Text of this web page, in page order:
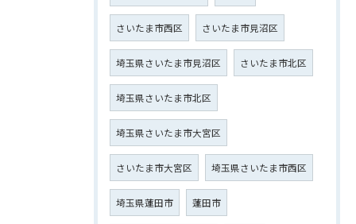
さいたま市西区 さいたま市見沼区
埼玉県さいたま市見沼区 さいたま市北区
埼玉県さいたま市北区
埼玉県さいたま市大宮区
さいたま市大宮区 埼玉県さいたま市西区
埼玉県蓮田市 蓮田市